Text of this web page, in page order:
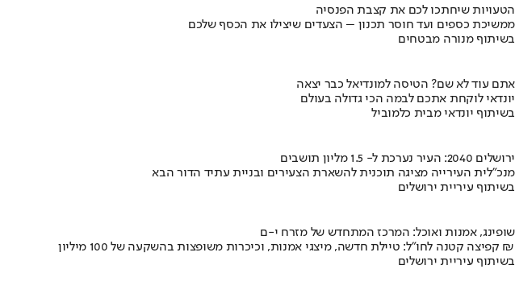
הטעויות שיחתכו לכם את קצבת הפנסיה
ממשיכת כספים ועד חוסר תכנון – הצעדים שיצילו את הכסף שלכם
בשיתוף מנורה מבטחים
אתם עוד לא שם? הטיסה למונדיאל כבר יצאה
יונדאי לוקחת אתכם לבמה הכי גדולה בעולם
בשיתוף יונדאי מבית כלמוביל
ירושלים 2040: העיר נערכת ל- 1.5 מליון תושבים
מנכ"לית העירייה מציגה תוכנית להשארת הצעירים ובניית עתיד הדור הבא
בשיתוף עיריית ירושלים
שופינג, אמנות ואוכל: המרכז המתחדש של מזרח י-ם
קפיצה קטנה לחו"ל: טיילת חדשה, מיצגי אמנות, וכיכרות משופצות בהשקעה של 100 מיליון ₪
בשיתוף עיריית ירושלים